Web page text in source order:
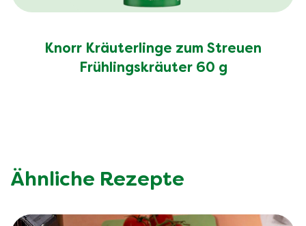
Knorr Kräuterlinge zum Streuen
Frühlingskräuter 60 g
Ähnliche Rezepte